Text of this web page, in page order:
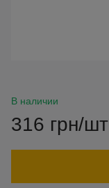
В наличии
316 грн/шт